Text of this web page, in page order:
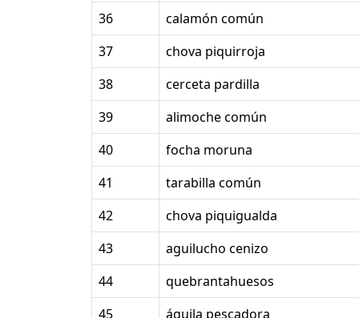
36
calamón común
37
chova piquirroja
38
cerceta pardilla
39
alimoche común
40
focha moruna
41
tarabilla común
42
chova piquigualda
43
aguilucho cenizo
44
quebrantahuesos
45
águila pescadora